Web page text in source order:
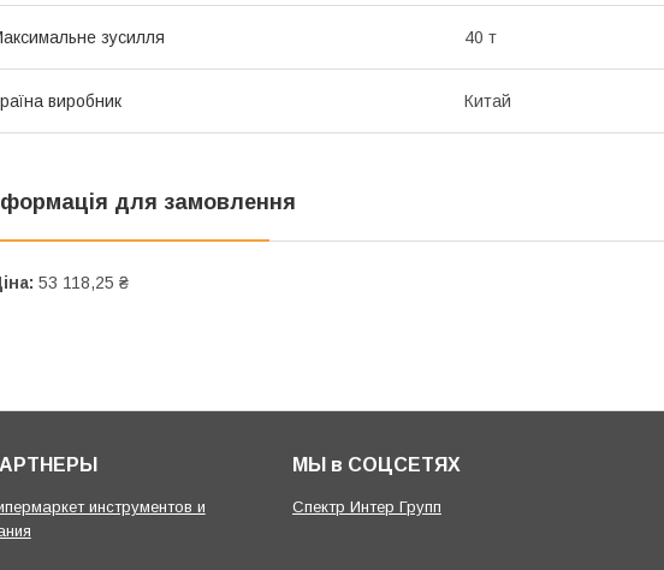
зусилля 40 т
виробник Китай
для замовлення
53 118,25 ₴
инструментов и
МЫ в СОЦСЕТЯХ
Спектр Интер Групп